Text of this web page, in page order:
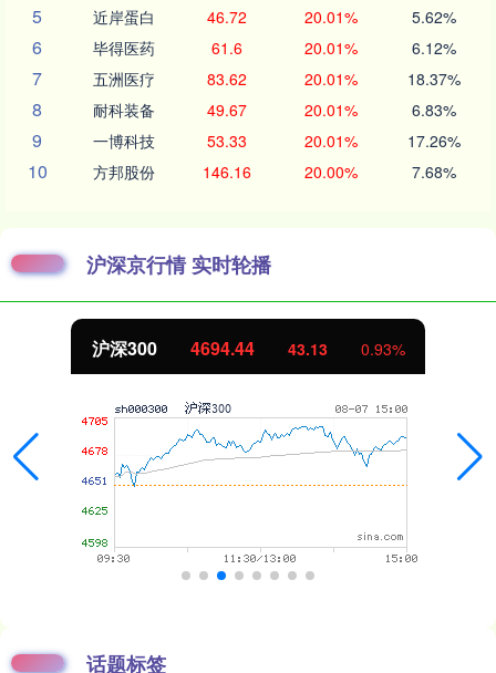
5 近岸蛋白 46.72 20.01% 5.62%
6 毕得医药 61.6 20.01% 6.12%
7 五洲医疗 83.62 20.01% 18.37%
8 耐科装备 49.67 20.01% 6.83%
9 一博科技 53.33 20.01% 17.26%
10 方邦股份 146.16 20.00% 7.68%
沪深京行情 实时轮播
沪深300 4694.44 43.13 0.93%
话题标签